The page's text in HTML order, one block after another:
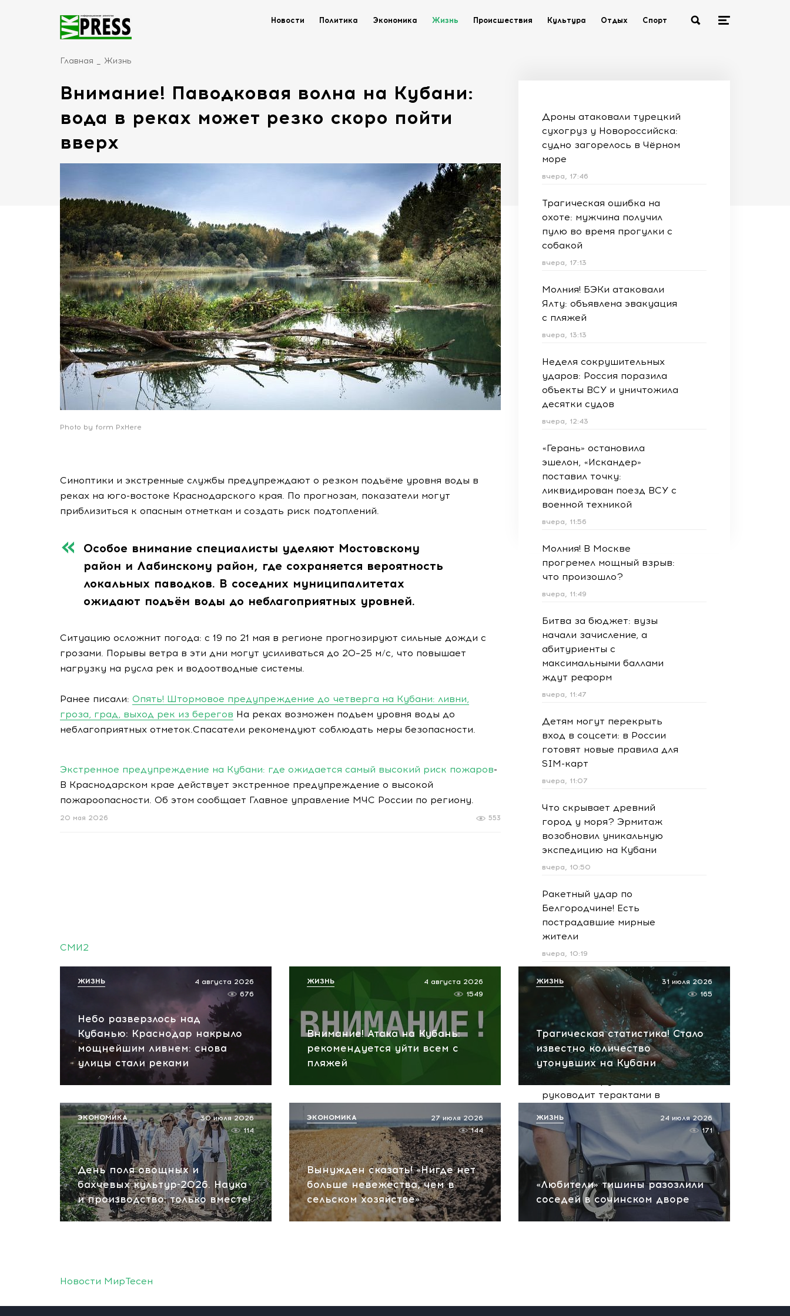
Новости Политика Экономика Жизнь Происшествия Культура Отдых Спорт
Главная Жизнь
Внимание! Паводковая волна на Кубани:
вода в реках может резко скоро пойти
вверх
Photo by form PxHere
Синоптики и экстренные службы предупреждают о резком подъёме уровня воды в
реках на юго-востоке Краснодарского края. По прогнозам, показатели могут
приблизиться к опасным отметкам и создать риск подтоплений.
Особое внимание специалисты уделяют Мостовскому
район и Лабинскому район, где сохраняется вероятность
локальных паводков. В соседних муниципалитетах
ожидают подъём воды до неблагоприятных уровней.
Ситуацию осложнит погода: с 19 по 21 мая в регионе прогнозируют сильные дожди с
грозами. Порывы ветра в эти дни могут усиливаться до 20–25 м/с, что повышает
нагрузку на русла рек и водоотводные системы.
Ранее писали: Опять! Штормовое предупреждение до четверга на Кубани: ливни,
гроза, град, выход рек из берегов На реках возможен подъем уровня воды до
неблагоприятных отметок.Спасатели рекомендуют соблюдать меры безопасности.
Экстренное предупреждение на Кубани: где ожидается самый высокий риск пожаров-
В Краснодарском крае действует экстренное предупреждение о высокой
пожароопасности. Об этом сообщает Главное управление МЧС России по региону.
553
20 мая 2026
Дроны атаковали турецкий
сухогруз у Новороссийска:
судно загорелось в Чёрном
море
вчера, 17:46
Трагическая ошибка на
охоте: мужчина получил
пулю во время прогулки с
собакой
вчера, 17:13
Молния! БЭКи атаковали
Ялту: объявлена эвакуация
с пляжей
вчера, 13:13
Неделя сокрушительных
ударов: Россия поразила
объекты ВСУ и уничтожила
десятки судов
вчера, 12:43
«Герань» остановила
эшелон, «Искандер»
поставил точку:
ликвидирован поезд ВСУ с
военной техникой
вчера, 11:56
Молния! В Москве
прогремел мощный взрыв:
что произошло?
вчера, 11:49
Битва за бюджет: вузы
начали зачисление, а
абитуриенты с
максимальными баллами
ждут реформ
вчера, 11:47
Детям могут перекрыть
вход в соцсети: в России
готовят новые правила для
SIM-карт
вчера, 11:07
Что скрывает древний
город у моря? Эрмитаж
возобновил уникальную
экспедицию на Кубани
вчера, 10:50
Ракетный удар по
Белгородчине! Есть
пострадавшие мирные
жители
вчера, 10:19
Срочно! В Геленджике и
Новороссийске громко -
работает ПВО:
рекомендуется уйти с
пляжей
вчера, 10:13
НАТО планирует и
руководит терактами в
России! Сенсационное
заявление хакеров
вчера, 10:07
СМИ2
Небо разверзлось над
Кубанью: Краснодар накрыло
мощнейшим ливнем: снова
улицы стали реками
4 августа 2026
676
ЖИЗНЬ
Внимание! Атака на Кубань:
рекомендуется уйти всем с
пляжей
4 августа 2026
1549
ЖИЗНЬ
Трагическая статистика! Стало
известно количество
утонувших на Кубани
31 июля 2026
165
ЖИЗНЬ
День поля овощных и
бахчевых культур-2026. Наука
и производство: только вместе!
30 июля 2026
114
ЭКОНОМИКА
Вынужден сказать! «Нигде нет
больше невежества, чем в
сельском хозяйстве»
27 июля 2026
144
ЭКОНОМИКА
«Любители» тишины разозлили
соседей в сочинском дворе
24 июля 2026
171
ЖИЗНЬ
Новости МирТесен